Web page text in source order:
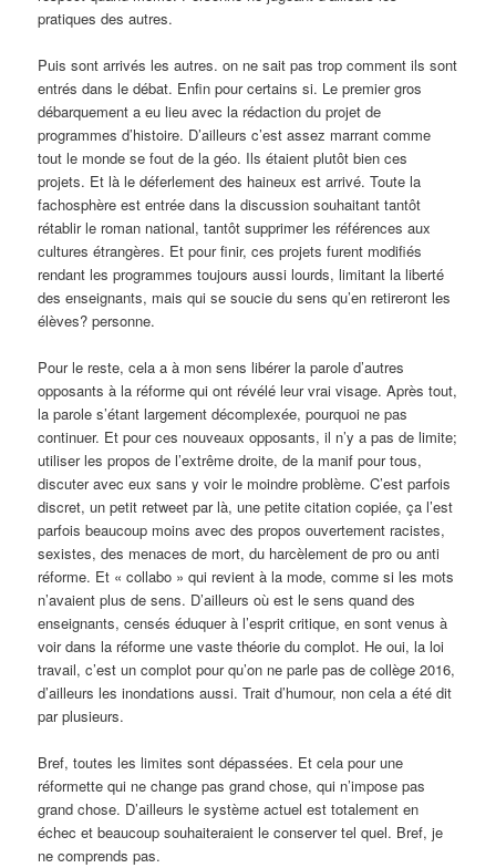
pratiques des autres.
Puis sont arrivés les autres. on ne sait pas trop comment ils sont
entrés dans le débat. Enfin pour certains si. Le premier gros
débarquement a eu lieu avec la rédaction du projet de
programmes d’histoire. D’ailleurs c’est assez marrant comme
tout le monde se fout de la géo. Ils étaient plutôt bien ces
projets. Et là le déferlement des haineux est arrivé. Toute la
fachosphère est entrée dans la discussion souhaitant tantôt
rétablir le roman national, tantôt supprimer les références aux
cultures étrangères. Et pour finir, ces projets furent modifiés
rendant les programmes toujours aussi lourds, limitant la liberté
des enseignants, mais qui se soucie du sens qu’en retireront les
élèves? personne.
Pour le reste, cela a à mon sens libérer la parole d’autres
opposants à la réforme qui ont révélé leur vrai visage. Après tout,
la parole s’étant largement décomplexée, pourquoi ne pas
continuer. Et pour ces nouveaux opposants, il n’y a pas de limite;
utiliser les propos de l’extrême droite, de la manif pour tous,
discuter avec eux sans y voir le moindre problème. C’est parfois
discret, un petit retweet par là, une petite citation copiée, ça l’est
parfois beaucoup moins avec des propos ouvertement racistes,
sexistes, des menaces de mort, du harcèlement de pro ou anti
réforme. Et « collabo » qui revient à la mode, comme si les mots
n’avaient plus de sens. D’ailleurs où est le sens quand des
enseignants, censés éduquer à l’esprit critique, en sont venus à
voir dans la réforme une vaste théorie du complot. He oui, la loi
travail, c’est un complot pour qu’on ne parle pas de collège 2016,
d’ailleurs les inondations aussi. Trait d’humour, non cela a été dit
par plusieurs.
Bref, toutes les limites sont dépassées. Et cela pour une
réformette qui ne change pas grand chose, qui n’impose pas
grand chose. D’ailleurs le système actuel est totalement en
échec et beaucoup souhaiteraient le conserver tel quel. Bref, je
ne comprends pas.